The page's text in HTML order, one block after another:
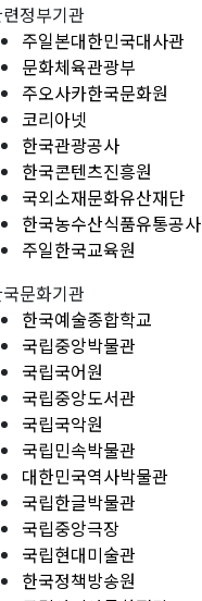
정부기관
주일본대한민국대사관
문화체육관광부
주오사카한국문화원
코리아넷
한국관광공사
한국콘텐츠진흥원
국외소재문화유산재단
한국농수산식품유통공사
주일한국교육원
문화기관
한국예술종합학교
국립중앙박물관
국립국어원
국립중앙도서관
국립국악원
국립민속박물관
대한민국역사박물관
국립한글박물관
국립중앙극장
국립현대미술관
한국정책방송원